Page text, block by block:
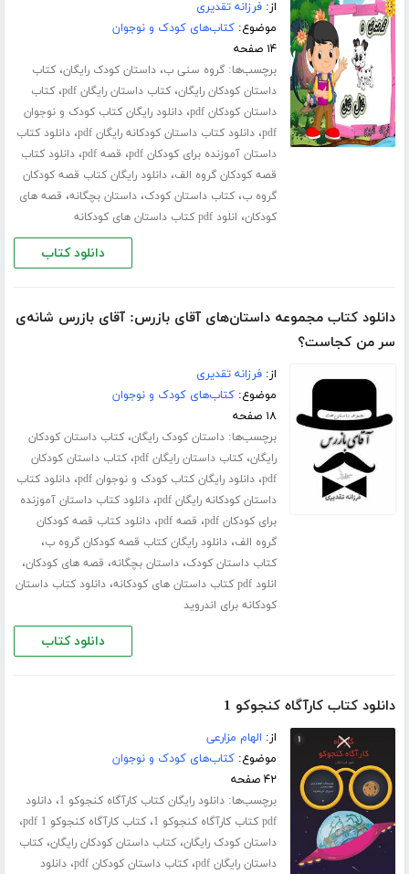
از:فرزانه تقدیری
موضوع:کتاب‌های کودک و نوجوان
۱۴ صفحه
برچسب‌ها:گروه سنی ب،داستان کودک رایگان،کتاب
داستان کودکان رایگان،کتاب داستان رایگان pdf ،کتاب
داستان کودکان pdf
،دانلود رایگان کتاب کودک و نوجوان
pdf،دانلود کتاب داستان کودکانه رایگان pdf ،دانلود کتاب
داستان آموزنده برای کودکان pdf
، قصه pdf ،دانلود کتاب
قصه کودکان گروه الف،دانلود رایگان کتاب قصه کودکان
گروه ب،کتاب داستان کودک،داستان بچگانه، قصه های
کودکان، انلود pdf کتاب داستان های کودکانه
دانلود کتاب
دانلود کتاب مجموعه داستان‌های آقای بازرس: آقای بازرس شانه‌ی
سر من کجاست؟
از:فرزانه تقدیری
موضوع:کتاب‌های کودک و نوجوان
۱۸ صفحه
برچسب‌ها:داستان کودک رایگان،کتاب داستان کودکان
رایگان،کتاب داستان رایگان pdf ،کتاب داستان کودکان
pdf،دانلود رایگان کتاب کودک و نوجوان pdf ،دانلود کتاب
داستان کودکانه رایگان pdf
،دانلود کتاب داستان آموزنده
برای کودکان pdf
، قصه pdf ،دانلود کتاب قصه کودکان
گروه الف،دانلود رایگان کتاب قصه کودکان گروه ب،
کتاب داستان کودک،داستان بچگانه، قصه های کودکان،
انلود pdf کتاب داستان های کودکانه ،دانلود کتاب داستان
کودکانه برای اندروید
دانلود کتاب
دانلود کتاب کارآگاه کنجوکو 1
از: الهام مزارعی
موضوع:کتاب‌های کودک و نوجوان
۴۲ صفحه
برچسب‌ها:دانلود رایگان کتاب کارآگاه کنجوکو 1 ،دانلود
pdf کتاب کارآگاه کنجوکو 1
،کتاب کارآگاه کنجوکو 1 pdf ،
داستان کودک رایگان،کتاب داستان کودکان رایگان،کتاب
داستان رایگان pdf
،کتاب داستان کودکان pdf ،دانلود